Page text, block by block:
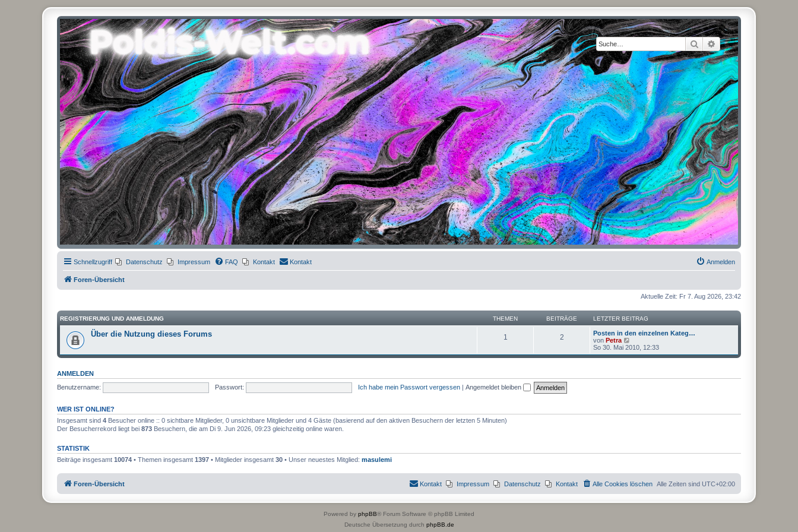
Suche Erweiterte Suche
Poldis-Welt.com
Das Forum für Jeans, Sportswear, grosse Grössen und Accessoires
Schnellzugriff Datenschutz Impressum FAQ Kontakt Kontakt Anmelden
Foren-Übersicht
Aktuelle Zeit: Fr 7. Aug 2026, 23:42
REGISTRIERUNG UND ANMELDUNG THEMEN BEITRÄGE LETZTER BEITRAG
Über die Nutzung dieses Forums 1 2
Posten in den einzelnen Kateg…
von Petra
e
u
So 30. Mai 2010, 12:33
ANMELDEN
Benutzername:
Passwort: Ich habe mein Passwort vergessen | Angemeldet bleiben
WER IST ONLINE?
Insgesamt sind 4 Besucher online :: 0 sichtbare Mitglieder, 0 unsichtbare Mitglieder und 4 Gäste (basierend auf den aktiven Besuchern der letzten 5 Minuten)
Der Besucherrekord liegt bei 873 Besuchern, die am Di 9. Jun 2026, 09:23 gleichzeitig online waren.
STATISTIK
Beiträge insgesamt 10074 • Themen insgesamt 1397 • Mitglieder insgesamt 30 • Unser neuestes Mitglied: masulemi
Foren-Übersicht Alle Zeiten sind UTC+02:00
Alle Cookies löschen
Kontakt
Datenschutz
Impressum
Kontakt
Powered by phpBB® Forum Software © phpBB Limited
Deutsche Übersetzung durch phpBB.de